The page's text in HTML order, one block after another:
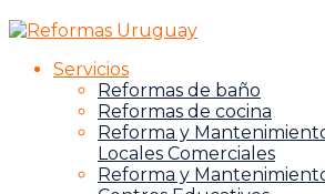
Servicios
Reformas de baño
Reformas de cocina
Reforma y
Locales Comerciales
Reforma y